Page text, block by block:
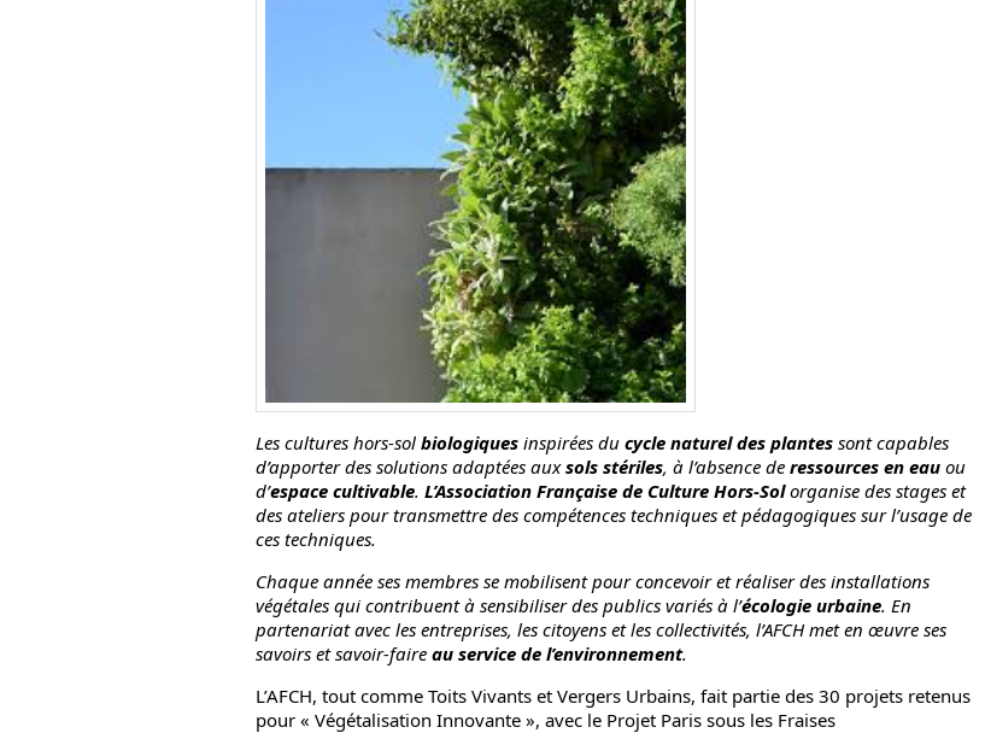
Les cultures hors-sol biologiques inspirées du cycle naturel des plantes sont capables
d’apporter des solutions adaptées auxsols stériles, à l’absence de ressources en eau ou
d’espace cultivable. L’Association Française de Culture Hors-Solorganise des stages et
des ateliers pour transmettre des compétences techniques et pédagogiques sur l’usage de
ces techniques.
Chaque année ses membres se mobilisent pour concevoir et réaliser des installations
végétales qui contribuent à sensibiliser des publics variés à l’écologie urbaine. En
partenariat avec les entreprises, les citoyens et les collectivités, l’AFCH met en œuvre ses
savoirs et savoir-faire au service de l’environnement.
L’AFCH, tout comme Toits Vivants et Vergers Urbains, fait partie des 30 projets retenus
pour « Végétalisation Innovante », avec le Projet Paris sous les Fraises